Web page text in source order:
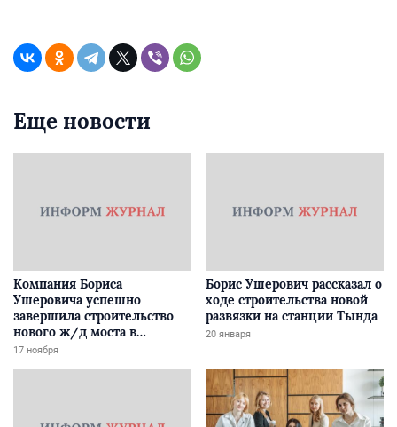
Еще новости
Компания Бориса
Ушеровича успешно
завершила строительство
нового ж/д моста в
Забайкалье
17 ноября
Борис Ушерович рассказал о
ходе строительства новой
развязки на станции Тында
20 января